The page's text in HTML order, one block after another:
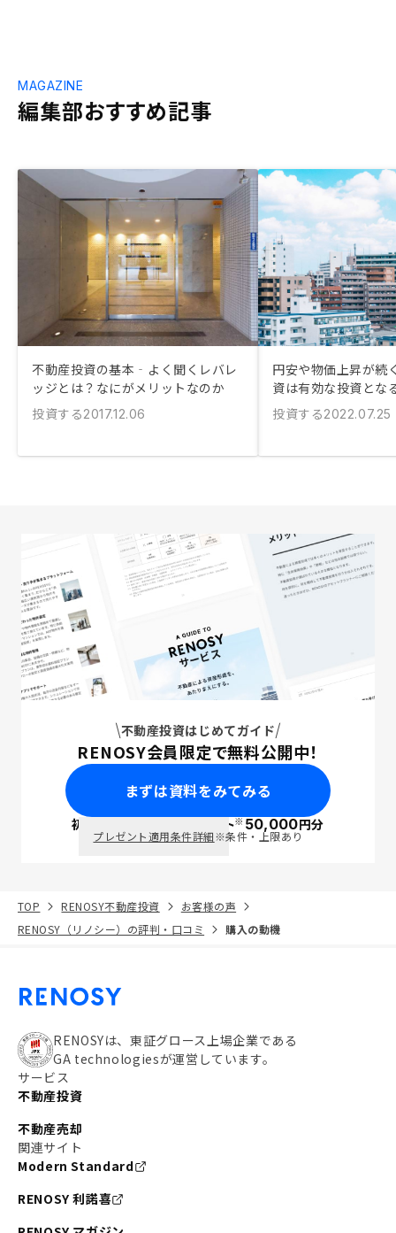
編集部おすすめ記事
MAGAZINE
不動産投資の基本‐よく聞くレバレ
ッジとは？なにがメリットなのか
投資する2017.12.06
円安や物価上昇が続
資は有効な投資とな
投資する2022.07.25
不動産投資はじめてガイド
RENOSY会員限定で無料公開中！
まずは資料をみてみる
初回面談で ポイント※50,000円分
プレゼント適用条件詳細※条件・上限あり
TOP RENOSY不動産投資
お客様の声
RENOSY（リノシー）の評判・口コミ
購入の動機
RENOSYは、東証グロース上場企業である
GA technologiesが運営しています。
サービス
不動産投資
不動産売却
関連サイト
Modern Standard
RENOSY 利諾喜